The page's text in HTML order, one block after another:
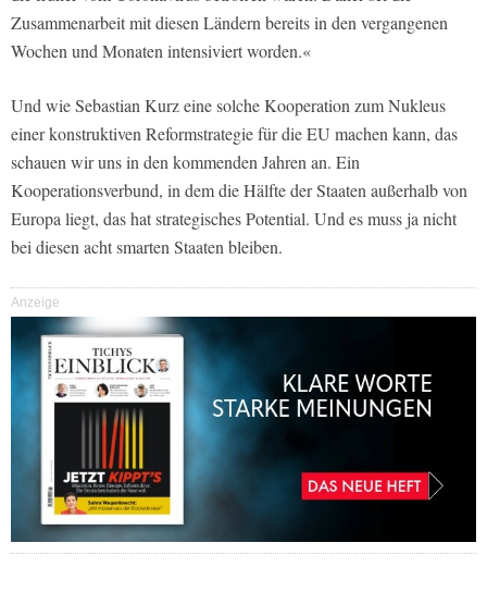
Zusammenarbeit mit diesen Ländern bereits in den vergangenen
Wochen und Monaten intensiviert worden.«
Und wie Sebastian Kurz eine solche Kooperation zum Nukleus
einer konstruktiven Reformstrategie für die EU machen kann, das
schauen wir uns in den kommenden Jahren an. Ein
Kooperationsverbund, in dem die Hälfte der Staaten außerhalb von
Europa liegt, das hat strategisches Potential. Und es muss ja nicht
bei diesen acht smarten Staaten bleiben.
Anzeige